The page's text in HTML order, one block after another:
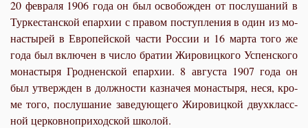
20 фев­ра­ля 1906 го­да он был осво­бож­ден от по­слу­ша­ний в
Тур­ке­стан­ской епар­хии с пра­вом по­ступ­ле­ния в один из мо­
на­сты­рей в Ев­ро­пей­ской ча­сти Рос­сии и 16 мар­та то­го же
го­да был вклю­чен в чис­ло бра­тии Жи­ро­виц­ко­го Успен­ско­го
мо­на­сты­ря Грод­нен­ской епар­хии. 8 ав­гу­ста 1907 го­да он
был утвер­жден в долж­но­сти каз­на­чея мо­на­сты­ря, неся, кро­
ме то­го, по­слу­ша­ние за­ве­ду­ю­ще­го Жи­ро­виц­кой двух­класс­
ной цер­ков­но­при­ход­ской шко­лой.